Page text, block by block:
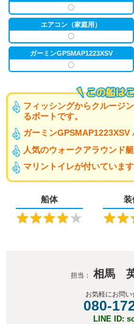
〇
エアコン（家庭用）
〇
ガーミンGPSMAP1223XSV
〇
フィッシングからクルージ
るボートです。
ガーミンGPSMAP1223XSV
人気のウォークアラウンド艇
マリントイレが付いています
船体
★★★★★
装
★★
担当： 相馬 英
お気軽にお問
080-
LINE ID: